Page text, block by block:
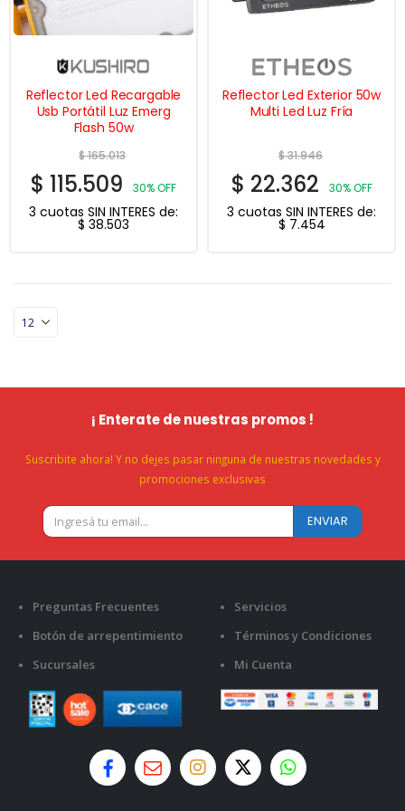
Reflector Led Recargable
Usb Portátil Luz Emerg
Flash 50w
$165.013
$ 115.509 30% OFF
3 cuotas SIN INTERES de:
$ 38.503
Reflector Led Exterior 50w
Multi Led Luz Fría
$31.946
$ 22.362 30% OFF
3 cuotas SIN INTERES de:
$ 7.454
¡ Enterate de nuestras promos !
Suscribite ahora! Y no dejes pasar ninguna de nuestras novedades y
promociones exclusivas
Preguntas Frecuentes
Botón de arrepentimiento
Sucursales
Servicios
Términos y Condiciones
Mi Cuenta